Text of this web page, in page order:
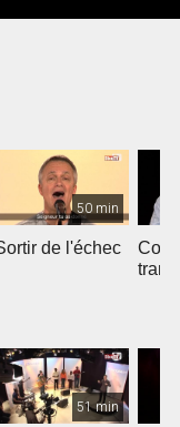
50 min
de l'échec
51 min